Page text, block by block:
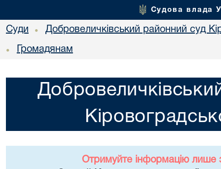
Судова влада
Суди • Добровеличківський районний суд
• Громадянам
Отримуйте інформацію лише